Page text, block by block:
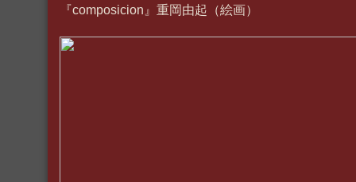
『composicion』重岡由起（絵画）